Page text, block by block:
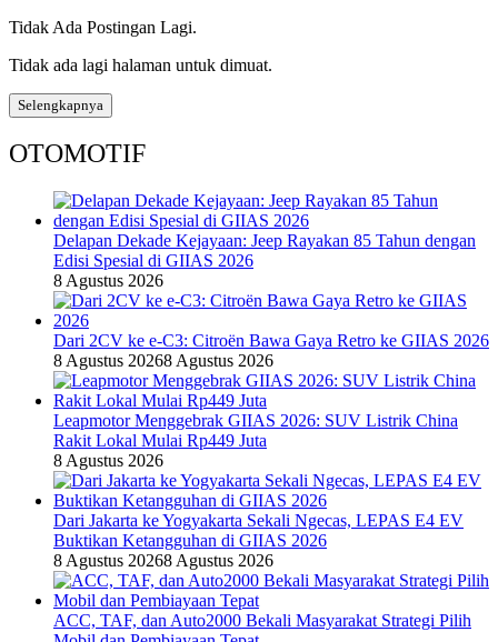
Tidak Ada Postingan Lagi.
Tidak ada lagi halaman untuk dimuat.
Selengkapnya
OTOMOTIF
Delapan Dekade Kejayaan: Jeep Rayakan 85 Tahun dengan
Edisi Spesial di GIIAS 2026
8 Agustus 2026
Dari 2CV ke e-C3: Citroën Bawa Gaya Retro ke GIIAS 2026
8 Agustus 20268 Agustus 2026
Leapmotor Menggebrak GIIAS 2026: SUV Listrik China
Rakit Lokal Mulai Rp449 Juta
8 Agustus 2026
Dari Jakarta ke Yogyakarta Sekali Ngecas, LEPAS E4 EV
Buktikan Ketangguhan di GIIAS 2026
8 Agustus 20268 Agustus 2026
ACC, TAF, dan Auto2000 Bekali Masyarakat Strategi Pilih